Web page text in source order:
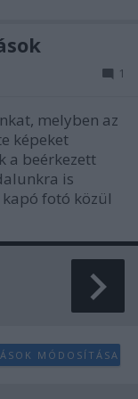
1
melyben az
képeket
a beérkezett
is
fotó közül
MÓDOSÍTÁSA